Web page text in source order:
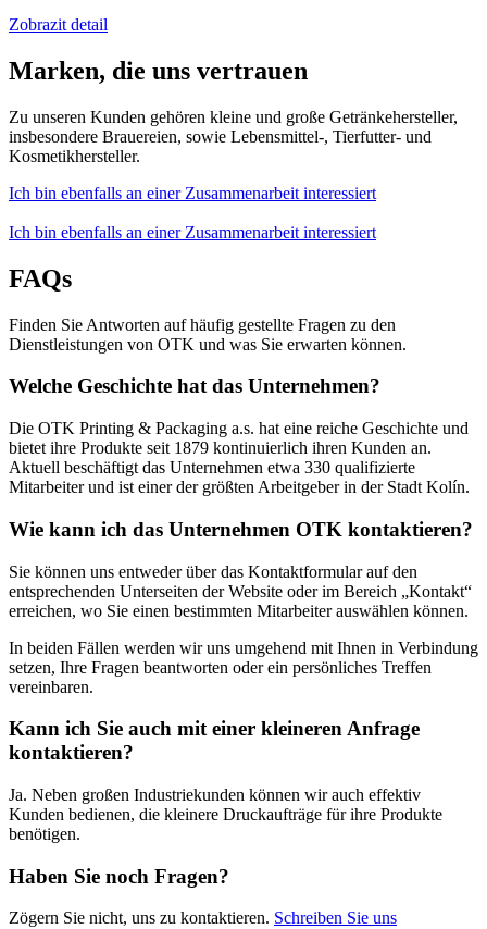
Zobrazit detail
Marken, die uns vertrauen
Zu unseren Kunden gehören kleine und große Getränkehersteller,
insbesondere Brauereien, sowie Lebensmittel-, Tierfutter- und
Kosmetikhersteller.
Ich bin ebenfalls an einer Zusammenarbeit interessiert
Ich bin ebenfalls an einer Zusammenarbeit interessiert
FAQs
Finden Sie Antworten auf häufig gestellte Fragen zu den
Dienstleistungen von OTK und was Sie erwarten können.
Welche Geschichte hat das Unternehmen?
Die OTK Printing & Packaging a.s. hat eine reiche Geschichte und
bietet ihre Produkte seit 1879 kontinuierlich ihren Kunden an.
Aktuell beschäftigt das Unternehmen etwa 330 qualifizierte
Mitarbeiter und ist einer der größten Arbeitgeber in der Stadt Kolín.
Wie kann ich das Unternehmen OTK kontaktieren?
Sie können uns entweder über das Kontaktformular auf den
entsprechenden Unterseiten der Website oder im Bereich „Kontakt“
erreichen, wo Sie einen bestimmten Mitarbeiter auswählen können.
In beiden Fällen werden wir uns umgehend mit Ihnen in Verbindung
setzen, Ihre Fragen beantworten oder ein persönliches Treffen
vereinbaren.
Kann ich Sie auch mit einer kleineren Anfrage
kontaktieren?
Ja. Neben großen Industriekunden können wir auch effektiv
Kunden bedienen, die kleinere Druckaufträge für ihre Produkte
benötigen.
Haben Sie noch Fragen?
Zögern Sie nicht, uns zu kontaktieren. Schreiben Sie uns